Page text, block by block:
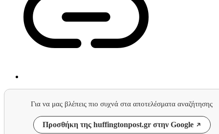
Για να μας βλέπεις πιο συχνά στα αποτελέσματα αναζήτησης
Προσθήκη της huffingtonpost.gr στην Google